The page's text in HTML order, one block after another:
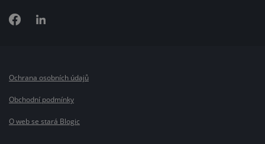
Ochrana osobních údajů
Obchodní podmínky
O web se stará Blogic